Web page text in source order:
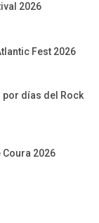
2026
Fest 2026
días del Rock
2026